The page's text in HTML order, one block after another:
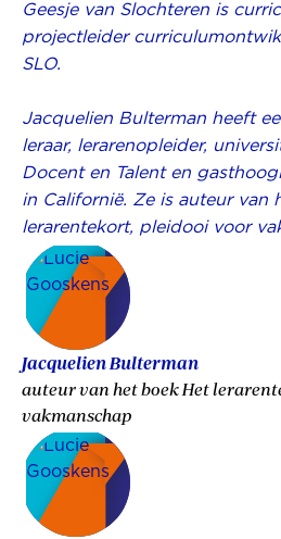
Geesje van Slochteren is
projectleider
SLO.
Jacquelien Bulterman heeft
leraar, lerarenopleider,
Docent en Talent en
in Californië. Ze is auteur van
lerarentekort, pleidooi voor
Jacquelien Bulterman
auteur van het boek Het
vakmanschap